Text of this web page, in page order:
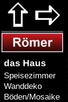
das Haus
Speisezimmer
Wanddeko
Böden/Mosaike